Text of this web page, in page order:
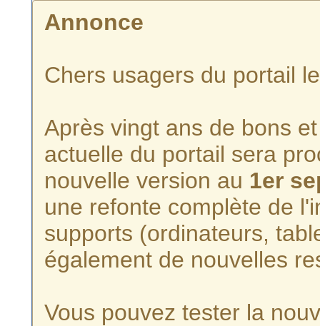
Annonce
Chers usagers du portail
Après vingt ans de bons
actuelle du portail sera
nouvelle version au 1er
une refonte complète de
supports (ordinateurs,
également de nouvelles
Vous pouvez tester la